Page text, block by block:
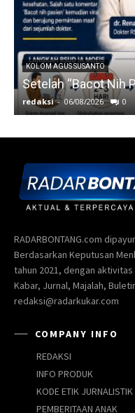
KOLOM AGUS SUSANTO
Setelah “Bacot Nih
redaksi - 06/08/2026 0
RADARBONTANG.com
Berdasarkan Keputusan
tahun 2021, dengan
Kabar, Jurnal, Majalah,
redaksi@radarkukar.com
COMPANY INFO
REDAKSI
INFO PRODUK
KODE ETIK JURNALISTIK
PEMBERITAAN ANAK